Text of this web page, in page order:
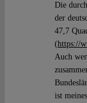
Die
der
47,7
(https://
Auch
ist